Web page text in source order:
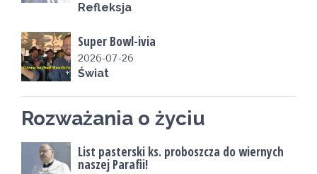
Refleksja
Super Bowl-ivia
2026-07-26
Świat
Rozważania o życiu
List pasterski ks. proboszcza do wiernych
naszej Parafii!